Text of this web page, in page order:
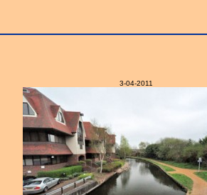
3-04-2011